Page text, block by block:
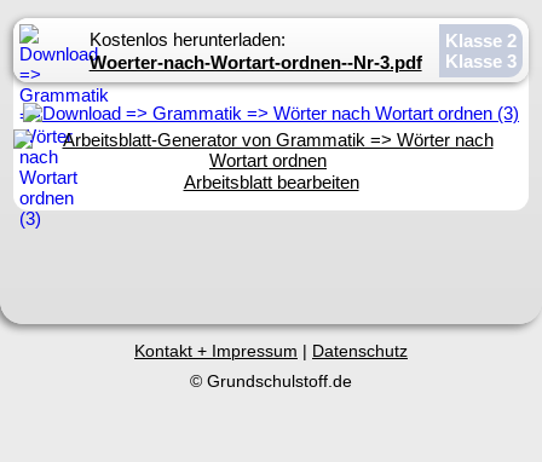
Klasse 2
Klasse 3
Kostenlos herunterladen:
Woerter-nach-Wortart-ordnen--Nr-3.pdf
Arbeitsblatt bearbeiten
Kontakt + Impressum
Datenschutz
© Grundschulstoff.de